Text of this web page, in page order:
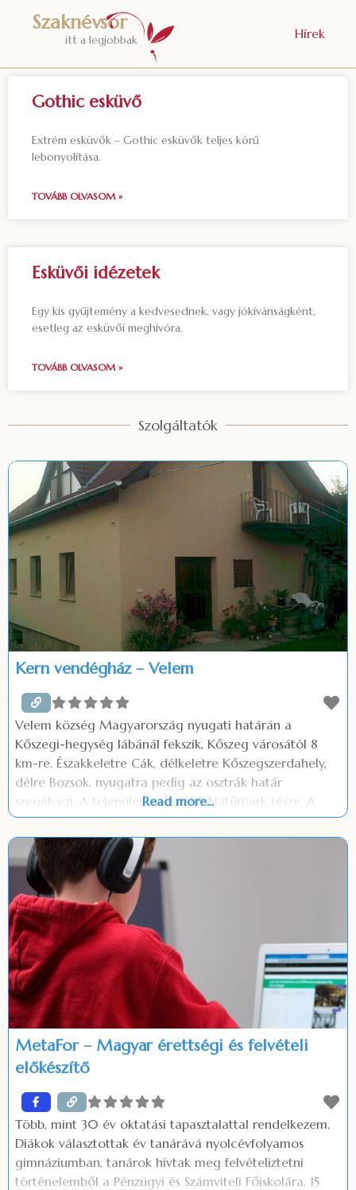
Szaknévsor
itt a legjobbak Hírek
Gothic esküvő
Extrém esküvők – Gothic esküvők teljes körű
lebonyolítása.
TOVÁBB OLVASOM »
Esküvői idézetek
Egy kis gyűjtemény a kedvesednek, vagy jókívánságként,
esetleg az esküvői meghívóra.
TOVÁBB OLVASOM »
Szolgáltatók
Kern vendégház – Velem
Velem község Magyarország nyugati határán a
Kőszegi-hegység lábánál fekszik, Kőszeg városától 8
km-re. Északkeletre Cák, délkeletre Kőszegszerdahely,
délre Bozsok, nyugatra pedig az osztrák határ
szegélyezi. A település az Írottkő Natúrpark része. A
szálláshelyen: Ingyenes parkolás Ingyenes wifi Szép
kártya elfogadás (OTP, MKB, K&H) Grill és bogrács az
udvaron
Read more...
MetaFor – Magyar érettségi és felvételi
előkészítő
Több, mint 30 év oktatási tapasztalattal rendelkezem.
Diákok választottak év tanárává nyolcévfolyamos
gimnáziumban, tanárok hívtak meg felvételiztetni
történelemből a Pénzügyi és Számviteli Főiskolára. 15